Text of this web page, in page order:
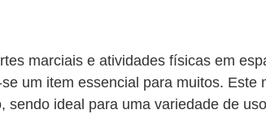
marciais e atividades físicas em
um item essencial para muitos. Este
sendo ideal para uma variedade de